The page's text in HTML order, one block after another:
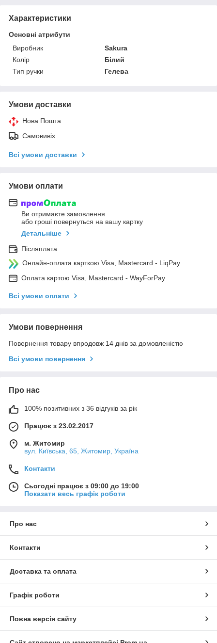
Характеристики
Основні атрибути
Виробник
Sakura
Колір
Білий
Тип ручки
Гелева
Умови доставки
Нова Пошта
Самовивіз
Всі умови доставки
Умови оплати
Ви отримаєте замовлення
або гроші повернуться на вашу картку
Детальніше
Післяплата
Онлайн-оплата карткою Visa, Mastercard - LiqPay
Оплата картою Visa, Mastercard - WayForPay
Всі умови оплати
Умови повернення
Повернення товару впродовж 14 днів за домовленістю
Всі умови повернення
Про нас
100% позитивних з 36 відгуків за рік
Працює з 23.02.2017
м. Житомир
вул. Київська, 65, Житомир, Україна
Контакти
Сьогодні працює з 09:00 до 19:00
Показати весь графік роботи
Про нас
Контакти
Доставка та оплата
Графік роботи
Повна версія сайту